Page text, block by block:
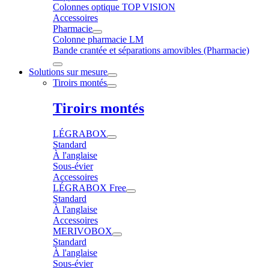
Colonnes optique TOP VISION
Accessoires
Pharmacie
Colonne pharmacie LM
Bande crantée et séparations amovibles (Pharmacie)
Solutions sur mesure
Tiroirs montés
Tiroirs montés
LÉGRABOX
Standard
À l'anglaise
Sous-évier
Accessoires
LÉGRABOX Free
Standard
À l'anglaise
Accessoires
MERIVOBOX
Standard
À l'anglaise
Sous-évier